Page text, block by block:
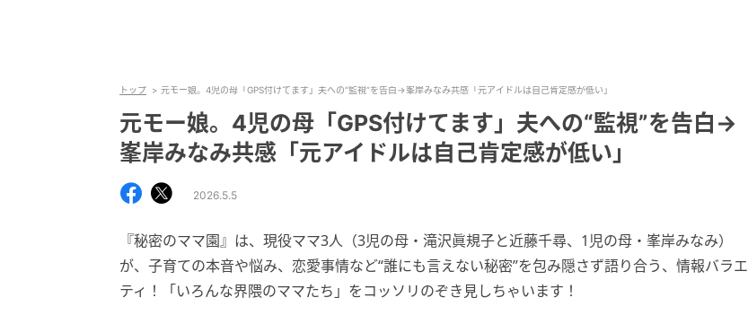
トップ 元モー娘。4児の母「GPS付けてます」夫への“監視”を告白→峯岸みなみ共感「元アイドルは自己肯定感が低い」
元モー娘。4児の母「GPS付けてます」夫への“監視”を告白→
峯岸みなみ共感「元アイドルは自己肯定感が低い」
2026.5.5
『秘密のママ園』は、現役ママ3人（3児の母・滝沢眞規子と近藤千尋、1児の母・峯岸みなみ）
が、子育ての本音や悩み、恋愛事情など“誰にも言えない秘密”を包み隠さず語り合う、情報バラエ
ティ！「いろんな界隈のママたち」をコッソリのぞき見しちゃいます！